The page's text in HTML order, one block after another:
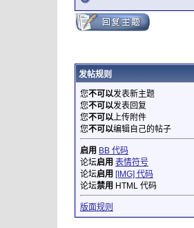
发帖规则
您不可以发表新主题
您不可以发表回复
您不可以上传附件
您不可以编辑自己的帖子
启用 BB 代码
论坛启用 表情符号
论坛启用 [IMG] 代码
论坛禁用 HTML 代码
版面规则